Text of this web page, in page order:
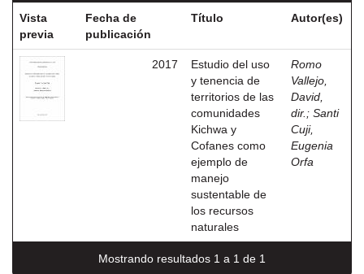
Vista
previa
Fecha de
publicación
Título Autor(es)
2017
Estudio del uso
y tenencia de
territorios de las
comunidades
Kichwa y
Cofanes como
ejemplo de
manejo
sustentable de
los recursos
naturales
Romo
Vallejo,
David,
dir. ; Santi
Cuji,
Eugenia
Orfa
Mostrando resultados 1 a 1 de 1